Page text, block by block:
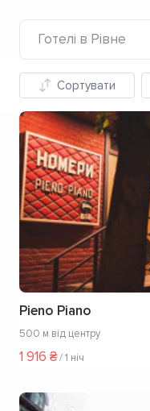
Готелі в Рівне
Сортувати
Pieno Piano
500 м від центру
1 916 ₴/1 ніч